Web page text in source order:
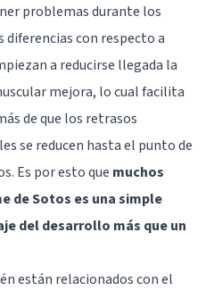
problemas durante los
diferencias con respecto a
a reducirse llegada la
mejora, lo cual facilita
de que los retrasos
se reducen hasta el punto de
Es por esto que muchos
de Sotos es una simple
del desarrollo más que un
están relacionados con el